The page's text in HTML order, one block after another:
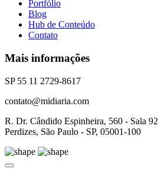
Portfólio
Blog
Hub de Conteúdo
Contato
Mais informações
SP 55 11 2729-8617
contato@midiaria.com
R. Dr. Cândido Espinheira, 560 - Sala 92
Perdizes, São Paulo - SP, 05001-100